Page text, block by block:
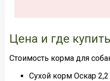
Цена и где купить
Стоимость корма для
Сухой корм Оскар 2,2